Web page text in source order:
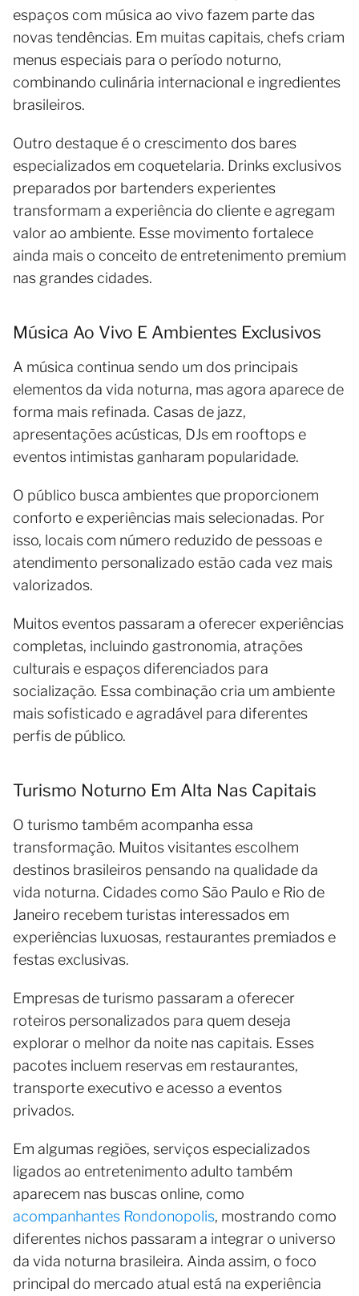
espaços com música ao vivo fazem parte das
novas tendências. Em muitas capitais, chefs criam
menus especiais para o período noturno,
combinando culinária internacional e ingredientes
brasileiros.
Outro destaque é o crescimento dos bares
especializados em coquetelaria. Drinks exclusivos
preparados por bartenders experientes
transformam a experiência do cliente e agregam
valor ao ambiente. Esse movimento fortalece
ainda mais o conceito de entretenimento premium
nas grandes cidades.
Música Ao Vivo E Ambientes Exclusivos
A música continua sendo um dos principais
elementos da vida noturna, mas agora aparece de
forma mais refinada. Casas de jazz,
apresentações acústicas, DJs em rooftops e
eventos intimistas ganharam popularidade.
O público busca ambientes que proporcionem
conforto e experiências mais selecionadas. Por
isso, locais com número reduzido de pessoas e
atendimento personalizado estão cada vez mais
valorizados.
Muitos eventos passaram a oferecer experiências
completas, incluindo gastronomia, atrações
culturais e espaços diferenciados para
socialização. Essa combinação cria um ambiente
mais sofisticado e agradável para diferentes
perfis de público.
Turismo Noturno Em Alta Nas Capitais
O turismo também acompanha essa
transformação. Muitos visitantes escolhem
destinos brasileiros pensando na qualidade da
vida noturna. Cidades como São Paulo e Rio de
Janeiro recebem turistas interessados em
experiências luxuosas, restaurantes premiados e
festas exclusivas.
Empresas de turismo passaram a oferecer
roteiros personalizados para quem deseja
explorar o melhor da noite nas capitais. Esses
pacotes incluem reservas em restaurantes,
transporte executivo e acesso a eventos
privados.
Em algumas regiões, serviços especializados
ligados ao entretenimento adulto também
aparecem nas buscas online, como
acompanhantes Rondonopolis, mostrando como
diferentes nichos passaram a integrar o universo
da vida noturna brasileira. Ainda assim, o foco
principal do mercado atual está na experiência